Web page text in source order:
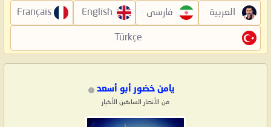
العربية فارسی English
Français
Türkçe
يامن خضور أبو أسعد
من الأنصار السابقين الأخيار